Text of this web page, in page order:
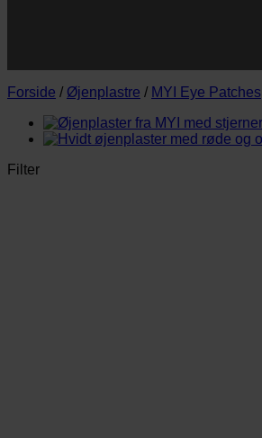
Forside / Øjenplastre / MYI Eye Patches
Filter